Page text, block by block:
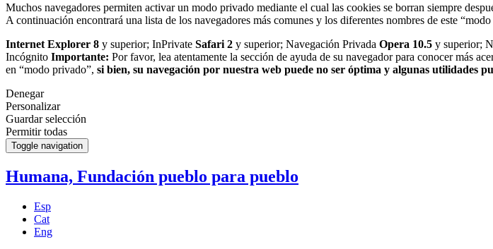
Muchos navegadores permiten activar un modo privado mediante el cual las cookies se borran siempre
A continuación encontrará una lista de los navegadores más comunes y los diferentes nombres de este
Internet Explorer 8 y superior; InPrivate Safari 2 y superior; Navegación Privada Opera 10.5 y superior;
Incógnito Importante: Por favor, lea atentamente la sección de ayuda de su navegador para conocer más
en “modo privado”, si bien, su navegación por nuestra web puede no ser óptima y algunas utilidades
Denegar
Personalizar
Guardar selección
Permitir todas
Toggle navigation
Humana, Fundación pueblo para pueblo
Esp
Cat
Eng